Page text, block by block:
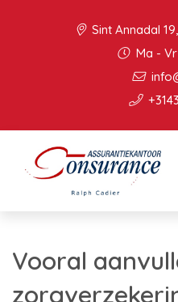
Sint Annadal
Ma -
Vooral